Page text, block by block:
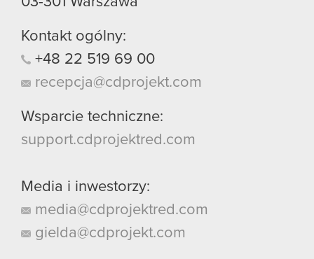
Kontakt ogólny:
+48 22 519 69 00
recepcja@cdprojekt.com
Wsparcie techniczne:
support.cdprojektred.com
Media i inwestorzy:
media@cdprojektred.com
gielda@cdprojekt.com